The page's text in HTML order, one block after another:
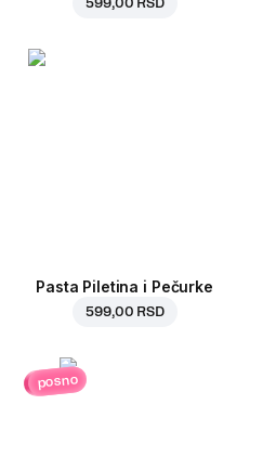
Pasta Piletina i Pečurke
599,00 RSD
posno